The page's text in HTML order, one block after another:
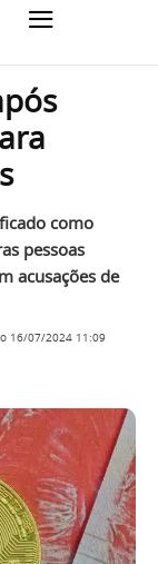
como
pessoas
acusações de
16/07/2024 11:09